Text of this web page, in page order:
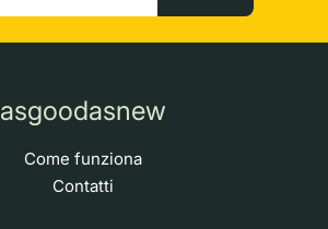
asgoodasnew
Come funziona
Contatti